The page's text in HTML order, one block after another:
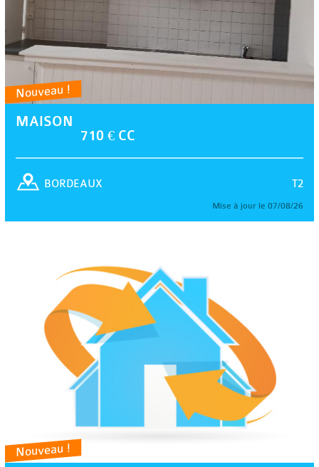
Nouveau !
MAISON
710 € CC
T2
BORDEAUX
Mise à jour le 07/08/26
Nouveau !